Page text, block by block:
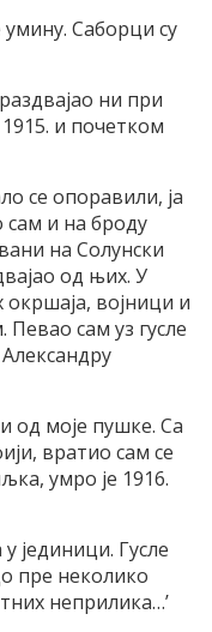
умину. Саборци су
ни при
и почетком
се опоравили, ја
сам и на броду
на Солунски
од њих. У
војници и
сам уз гусле
од моје пушке. Са
вратио сам се
умро је 1916.
јединици. Гусле
пре неколико
неприлика…’